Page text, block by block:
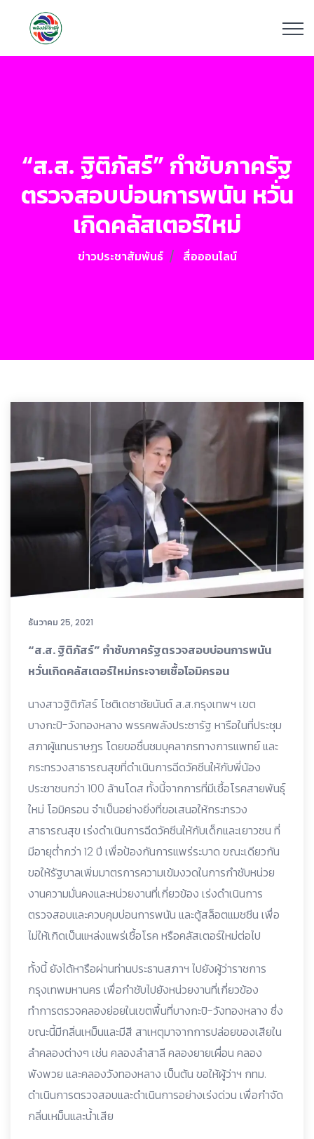
“ส.ส. ฐิติภัสร์” กำชับภาครัฐ
ตรวจสอบบ่อนการพนัน หวั่น
เกิดคลัสเตอร์ใหม่
ข่าวประชาสัมพันธ์ สื่อออนไลน์
ธันวาคม 25, 2021
“ส.ส. ฐิติภัสร์” กำชับภาครัฐตรวจสอบบ่อนการพนัน
หวั่นเกิดคลัสเตอร์ใหม่กระจายเชื้อโอมิครอน
นางสาวฐิติภัสร์ โชติเดชาชัยนันต์ ส.ส.กรุงเทพฯ เขต
บางกะปิ-วังทองหลาง พรรคพลังประชารัฐ หารือในที่ประชุม
สภาผู้แทนราษฎร โดยขอชื่นชมบุคลากรทางการแพทย์ และ
กระทรวงสาธารณสุขที่ดำเนินการฉีดวัคซีนให้กับพี่น้อง
ประชาชนกว่า 100 ล้านโดส ทั้งนี้จากการที่มีเชื้อโรคสายพันธุ์
ใหม่ โอมิครอน จำเป็นอย่างยิ่งที่ขอเสนอให้กระทรวง
สาธารณสุข เร่งดำเนินการฉีดวัคซีนให้กับเด็กและเยาวชน ที่
มีอายุต่ำกว่า 12 ปี เพื่อป้องกันการแพร่ระบาด ขณะเดียวกัน
ขอให้รัฐบาลเพิ่มมาตรการความเข้มงวดในการกำชับหน่วย
งานความมั่นคงและหน่วยงานที่เกี่ยวข้อง เร่งดำเนินการ
ตรวจสอบและควบคุมบ่อนการพนัน และตู้สล็อตแมชชีน เพื่อ
ไม่ให้เกิดเป็นแหล่งแพร่เชื้อโรค หรือคลัสเตอร์ใหม่ต่อไป
ทั้งนี้ ยังได้หารือผ่านท่านประธานสภาฯ ไปยังผู้ว่าราชการ
กรุงเทพมหานคร เพื่อกำชับไปยังหน่วยงานที่เกี่ยวข้อง
ทำการตรวจคลองย่อยในเขตพื้นที่บางกะปิ-วังทองหลาง ซึ่ง
ขณะนี้มีกลิ่นเหม็นและมีสี สาเหตุมาจากการปล่อยของเสียใน
ลำคลองต่างๆ เช่น คลองลำสาลี คลองยายเผื่อน คลอง
พังพวย และคลองวังทองหลาง เป็นต้น ขอให้ผู้ว่าฯ กทม.
ดำเนินการตรวจสอบและดำเนินการอย่างเร่งด่วน เพื่อกำจัด
กลิ่นเหม็นและน้ำเสีย